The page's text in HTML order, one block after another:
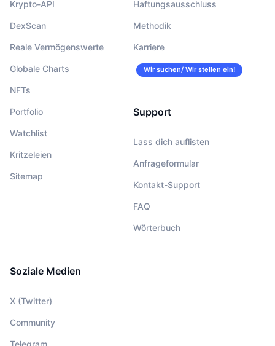
Krypto-API
DexScan
Reale Vermögenswerte
Globale Charts
NFTs
Portfolio
Watchlist
Kritzeleien
Sitemap
Haftungsausschluss
Methodik
Karriere
Wir suchen/ Wir stellen ein!
Support
Lass dich auflisten
Anfrageformular
Kontakt-Support
FAQ
Wörterbuch
Soziale Medien
X (Twitter)
Community